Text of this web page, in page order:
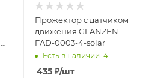
Прожектор c датчиком
движения GLANZEN
FAD-0003-4-solar
Есть в наличии: 4
435₽/шт